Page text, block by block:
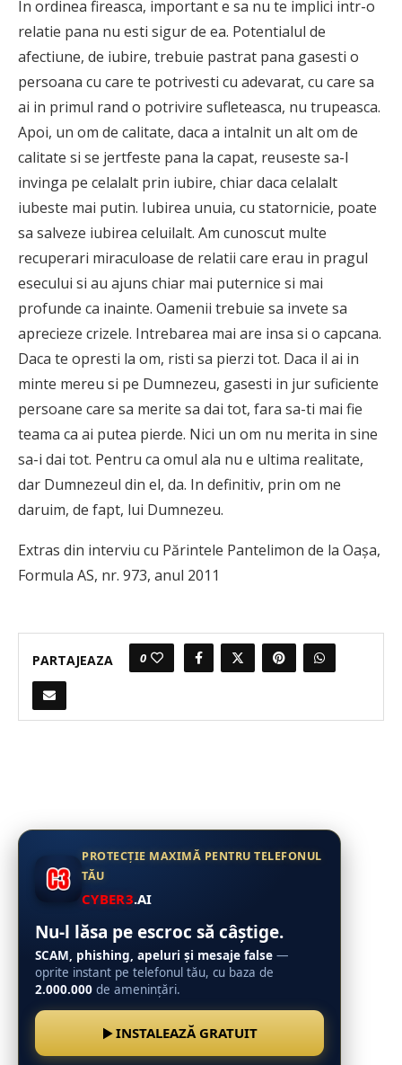
In ordinea fireasca, important e sa nu te implici intr-o
relatie pana nu esti sigur de ea. Potentialul de
afectiune, de iubire, trebuie pastrat pana gasesti o
persoana cu care te potrivesti cu adevarat, cu care sa
ai in primul rand o potrivire sufleteasca, nu trupeasca.
Apoi, un om de calitate, daca a intalnit un alt om de
calitate si se jertfeste pana la capat, reuseste sa-l
invinga pe celalalt prin iubire, chiar daca celalalt
iubeste mai putin. Iubirea unuia, cu statornicie, poate
sa salveze iubirea celuilalt. Am cunoscut multe
recuperari miraculoase de relatii care erau in pragul
esecului si au ajuns chiar mai puternice si mai
profunde ca inainte. Oamenii trebuie sa invete sa
aprecieze crizele. Intrebarea mai are insa si o capcana.
Daca te opresti la om, risti sa pierzi tot. Daca il ai in
minte mereu si pe Dumnezeu, gasesti in jur suficiente
persoane care sa merite sa dai tot, fara sa-ti mai fie
teama ca ai putea pierde. Nici un om nu merita in sine
sa-i dai tot. Pentru ca omul ala nu e ultima realitate,
dar Dumnezeul din el, da. In definitiv, prin om ne
daruim, de fapt, lui Dumnezeu.
Extras din interviu cu Părintele Pantelimon de la Oașa,
Formula AS, nr. 973, anul 2011
PARTAJEAZA 0
PROTECȚIE MAXIMĂ PENTRU TELEFONUL
TĂU
CYBER3.AI
Nu-l lăsa pe escroc să câștige.
SCAM, phishing, apeluri și mesaje false —
oprite instant pe telefonul tău, cu baza de
2.000.000 de amenințări.
INSTALEAZĂ GRATUIT